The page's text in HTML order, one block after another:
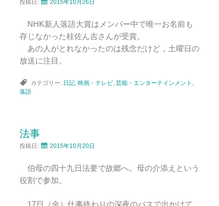
投稿日: 2015年10月26日
NHK新人落語大賞はメンバー中で唯一お名前も
存じなかった桂佐ん吉さんが受賞。
あの人がとれなかったのは残念だけど，土曜日の
放送に注目。
カテゴリー: 日記 映画・テレビ 芸能・エンターテインメント
落語
法事
投稿日: 2015年10月20日
伯母の四十九日法要で故郷へ。母の介添えという
役割で参加。
17日（金）仕事終わりの深夜のバスで出かけて